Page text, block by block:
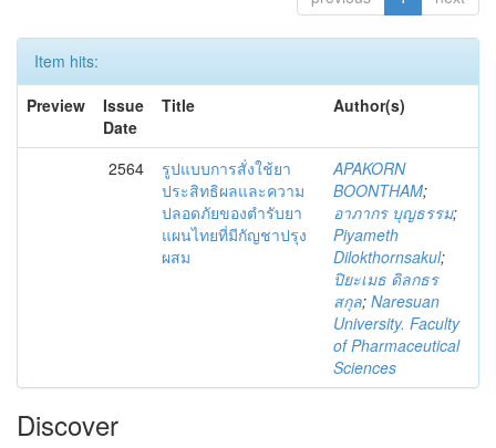
Item hits:
Preview
Issue
Date
Title Author(s)
2564
รูปแบบการสั่งใช้ยา
ประสิทธิผลและความ
ปลอดภัยของตำรับยา
แผนไทยที่มีกัญชาปรุง
ผสม
APAKORN
BOONTHAM;
อาภากร บุญธรรม;
Piyameth
Dilokthornsakul;
ปิยะเมธ ดิลกธร
สกุล; Naresuan
University. Faculty
of Pharmaceutical
Sciences
Discover